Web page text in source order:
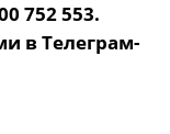
752 553.
в Телеграм-